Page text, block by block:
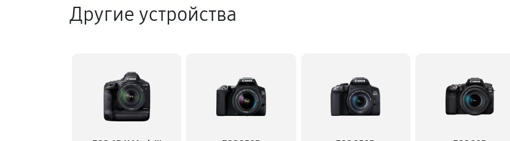
Другие устройства